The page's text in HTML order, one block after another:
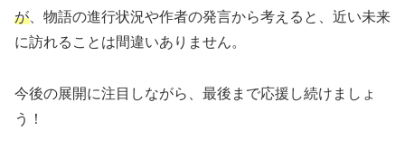
が 、物語の進行状況や作者の発言から考えると、近い未来
に訪れることは間違いありません。
今後の展開に注目しながら、最後まで応援し続けましょ
う！